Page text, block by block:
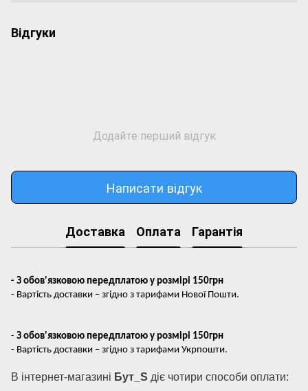
Відгуки
Додайте перший відгук
Написати відгук
Доставка Оплата Гарантія
- З обов'язковою передплатою у розмірі 150грн
- Вартість доставки – згідно з тарифами Нової Пошти.
- З обов'язковою передплатою у розмірі 150грн
- Вартість доставки – згідно з тарифами Укрпошти.
В інтернет-магазині Бут_S діє чотири способи оплати: